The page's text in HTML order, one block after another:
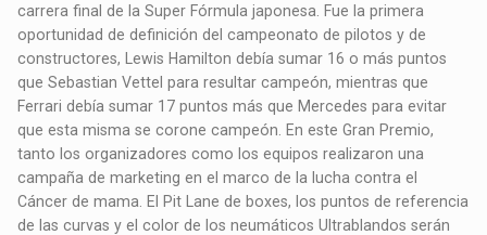
carrera final de la Super Fórmula japonesa. Fue la primera
oportunidad de definición del campeonato de pilotos y de
constructores, Lewis Hamilton debía sumar 16 o más puntos
que Sebastian Vettel para resultar campeón, mientras que
Ferrari debía sumar 17 puntos más que Mercedes para evitar
que esta misma se corone campeón. En este Gran Premio,
tanto los organizadores como los equipos realizaron una
campaña de marketing en el marco de la lucha contra el
Cáncer de mama. El Pit Lane de boxes, los puntos de referencia
de las curvas y el color de los neumáticos Ultrablandos serán